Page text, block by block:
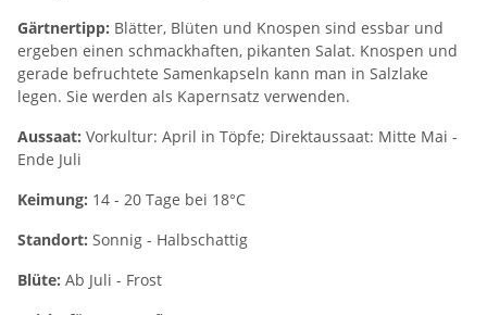
Gärtnertipp: Blätter, Blüten und Knospen sind essbar und
ergeben einen schmackhaften, pikanten Salat. Knospen und
gerade befruchtete Samenkapseln kann man in Salzlake
legen. Sie werden als Kapernsatz verwenden.
Aussaat: Vorkultur: April in Töpfe; Direktaussaat: Mitte Mai -
Ende Juli
Keimung: 14 - 20 Tage bei 18°C
Standort: Sonnig - Halbschattig
Blüte: Ab Juli - Frost